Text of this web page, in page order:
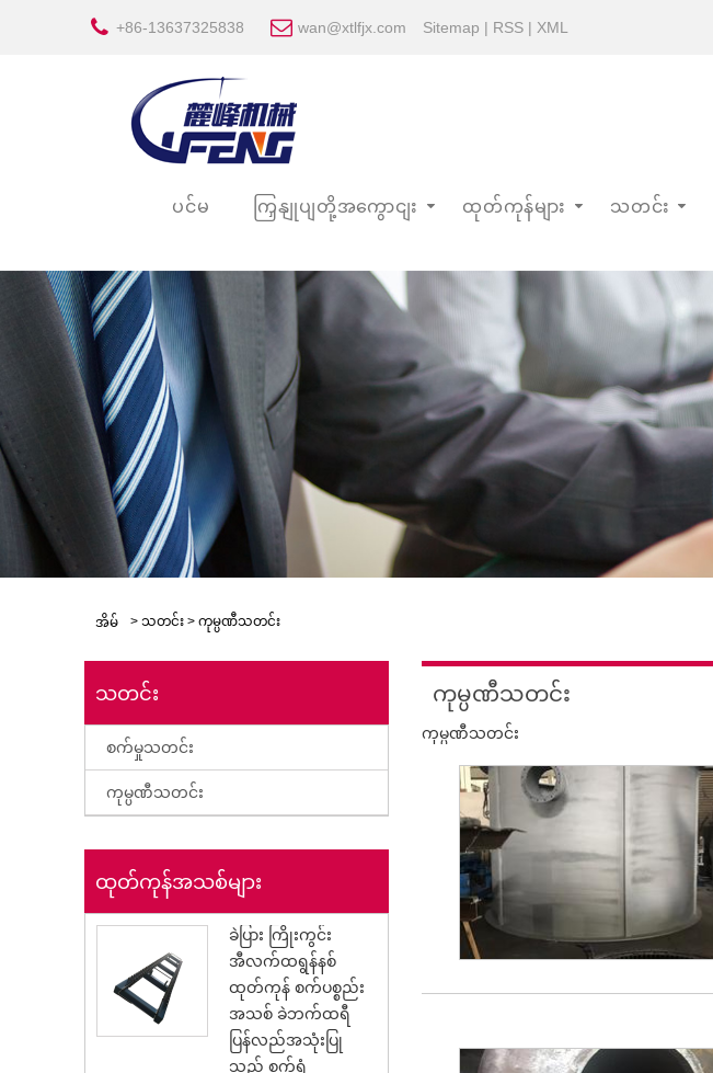
+86-13637325838 wan@xtlfjx.com Sitemap | RSS | XML
ပင်မ ကြှနျုပျတို့အကွောငျး ထုတ်ကုန်များ သတင်း
အိမ် > သတင်း > ကုမ္ပဏီသတင်း
သတင်း
စက်မှုသတင်း
ကုမ္ပဏီသတင်း
ထုတ်ကုန်အသစ်များ
ခဲပြား ကြိုးကွင်း
အီလက်ထရွန်နစ်
ထုတ်ကုန် စက်ပစ္စည်း
အသစ် ခဲဘက်ထရီ
ပြန်လည်အသုံးပြု
သည့် စက်ရုံ
ကုမ္ပဏီသတင်း
ကုမ္ပဏီသတင်း